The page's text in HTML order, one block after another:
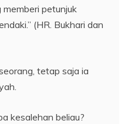
petunjuk
(HR. Bukhari dan
tetap saja ia
kesalehan beliau?